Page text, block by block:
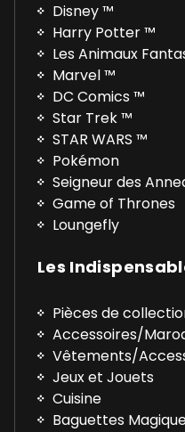
Disney ™
Harry Potter ™
Les Animaux
Marvel ™
DC Comics ™
Star Trek ™
STAR WARS ™
Pokémon
Seigneur des
Game of Thrones
Loungefly
Les
Pièces de
Accessoires/
Vêtements/
Jeux et Jouets
Cuisine
Baguettes